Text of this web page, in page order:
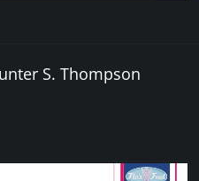
S. Thompson